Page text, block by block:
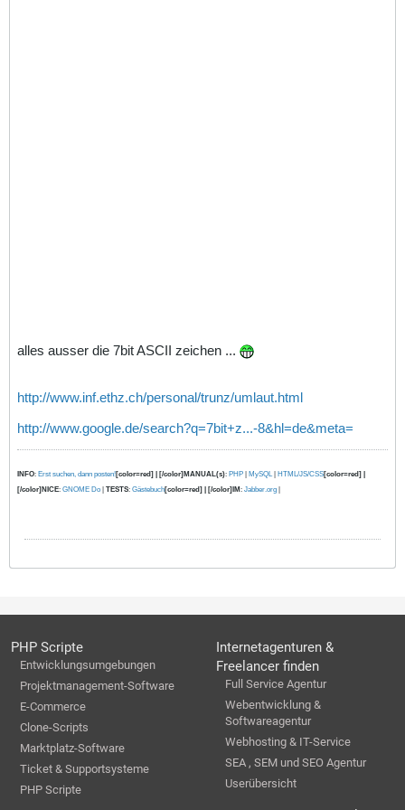
alles ausser die 7bit ASCII zeichen ...
http://www.inf.ethz.ch/personal/trunz/umlaut.html
http://www.google.de/search?q=7bit+z...-8&hl=de&meta=
INFO: Erst suchen, dann posten![color=red] | [/color]MANUAL(s): PHP MySQL HTML/JS/CSS[color=red] |
[/color]NICE: GNOME Do TESTS: Gästebuch[color=red] | [/color]IM : Jabber.org
PHP Scripte
Entwicklungsumgebungen
Projektmanagement-Software
E-Commerce
Clone-Scripts
Marktplatz-Software
Ticket & Supportsysteme
PHP Scripte
Internetagenturen &
Freelancer finden
Full Service Agentur
Webentwicklung &
Softwareagentur
Webhosting & IT-Service
SEA , SEM und SEO Agentur
Userübersicht